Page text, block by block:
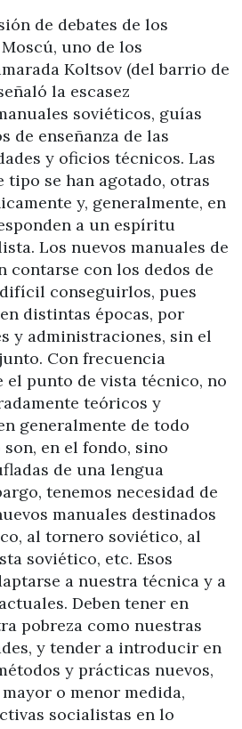
de debates de los
uno de los
Koltsov (del barrio de
la escasez
soviéticos, guías
de enseñanza de las
y oficios técnicos. Las
tipo se han agotado, otras
y, generalmente, en
a un espíritu
Los nuevos manuales de
contarse con los dedos de
conseguirlos, pues
distintas épocas, por
y administraciones, sin el
Con frecuencia
el punto de vista técnico, no
teóricos y
generalmente de todo
en el fondo, sino
de una lengua
tenemos necesidad de
manuales destinados
al tornero soviético, al
soviético, etc. Esos
a nuestra técnica y a
Deben tener en
pobreza como nuestras
y tender a introducir en
y prácticas nuevos,
o menor medida,
socialistas en lo